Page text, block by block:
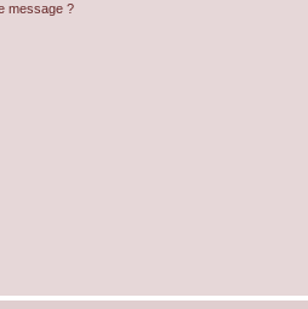
message ?